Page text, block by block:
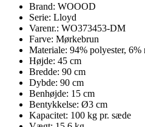
Brand: WOOOD
Serie: Lloyd
Varenr.: WO373453-DM
Farve: Mørkebrun
Materiale: 94% polyester, 6%
Højde: 45 cm
Bredde: 90 cm
Dybde: 90 cm
Benhøjde: 15 cm
Bentykkelse: Ø3 cm
Kapacitet: 100 kg pr. sæde